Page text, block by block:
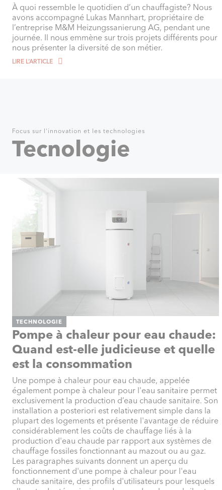
À quoi ressemble le quotidien d’un chauffagiste? Nous
avons accompagné Lukas Mannhart, propriétaire de
l’entreprise M&M Heizungssanierung AG, pendant une
journée. Il nous emmène sur trois projets différents pour
nous présenter la diversité de son métier.
LIRE L‘ARTICLE
Focus sur l'innovation et les technologies
Tecnologie
TECHNOLOGIE
Pompe à chaleur pour eau chaude:
Quand est-elle judicieuse et quelle
est la consommation
Une pompe à chaleur pour eau chaude, appelée
également pompe à chaleur pour l'eau sanitaire permet
exclusivement la production d’eau chaude sanitaire. Son
installation a posteriori est relativement simple dans la
plupart des logements et présente l'avantage de réduire
considérablement les coûts de chauffage liés à la
production d'eau chaude par rapport aux systèmes de
chauffage fossiles fonctionnant au mazout ou au gaz.
Les paragraphes suivants donnent un aperçu du
fonctionnement d'une pompe à chaleur pour l'eau
chaude sanitaire, des profils d'utilisateurs pour lesquels